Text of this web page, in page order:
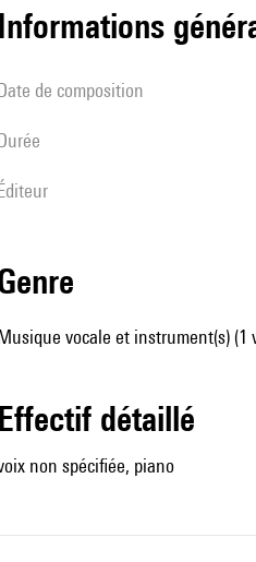
informations
date de composition
durée
éditeur
genre
vocale et instrument(s) (1
effectif détaillé
non spécifiée, piano